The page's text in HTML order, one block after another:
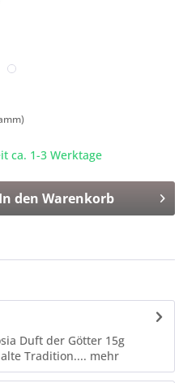
ca. 1-3 Werktage
In den Warenkorb
Duft der Götter 15g
Tradition.... mehr